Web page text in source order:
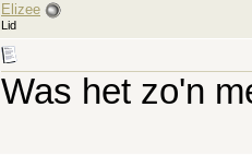
Elizee
Lid
Was het zo'n